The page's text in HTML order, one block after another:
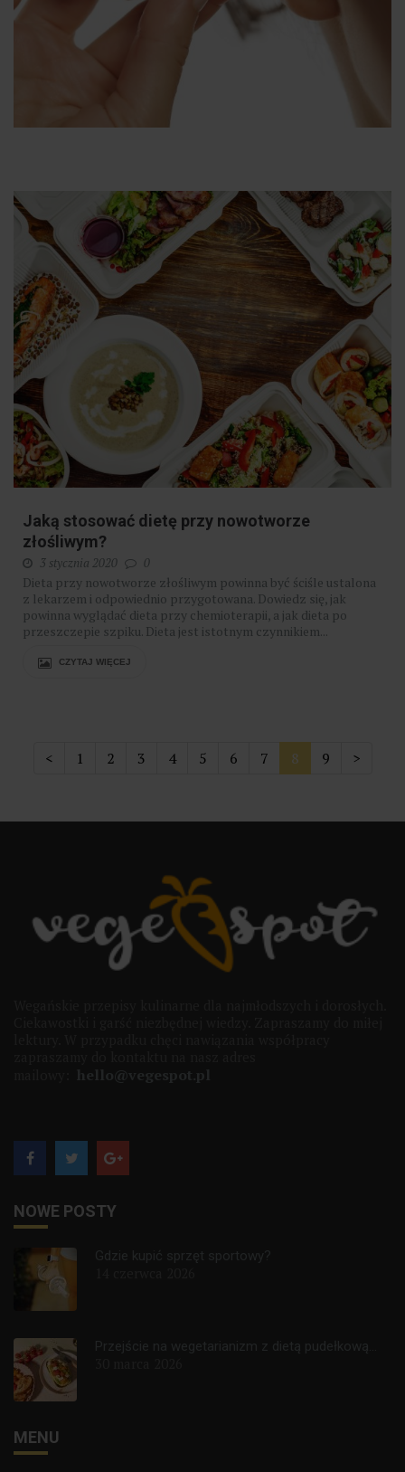
Jaką stosować dietę przy nowotworze
złośliwym?
3 stycznia 2020 0
Dieta przy nowotworze złośliwym powinna być ściśle ustalona
z lekarzem i odpowiednio przygotowana. Dowiedz się, jak
powinna wyglądać dieta przy chemioterapii, a jak dieta po
przeszczepie szpiku. Dieta jest istotnym czynnikiem...
CZYTAJ WIĘCEJ
< 1 2 3 4 5 6 7 8 9 >
hello@vegespot.pl
NOWE POSTY
Gdzie kupić sprzęt sportowy?
Przejście na wegetarianizm z dietą pudełkową...
MENU